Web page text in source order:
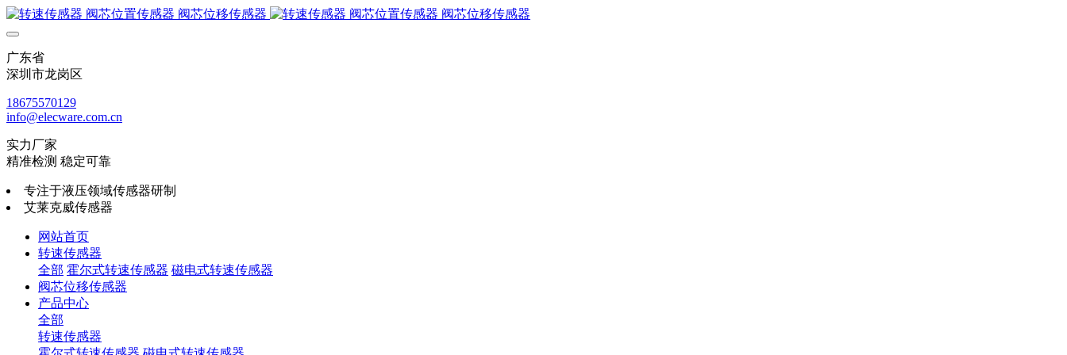
广东省
深圳市龙岗区
18675570129
info@elecware.com.cn
实力厂家
精准检测 稳定可靠
专注于液压领域传感器研制
艾莱克威传感器
网站首页
转速传感器
全部 霍尔式转速传感器 磁电式转速传感器
阀芯位移传感器
产品中心
全部
转速传感器